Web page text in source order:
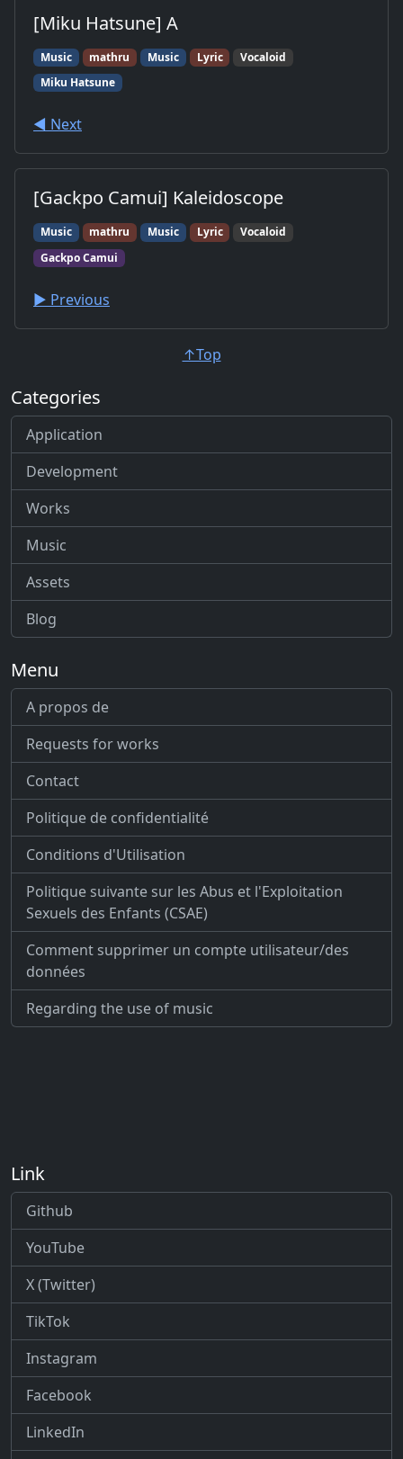
[Miku Hatsune] A
Music mathru Music Lyric
Vocaloid
Miku Hatsune
◀︎ Next
[Gackpo Camui] Kaleidoscope
Music mathru Music Lyric
Vocaloid
Gackpo Camui
▶︎ Previous
↑Top
Categories
Application
Development
Works
Music
Assets
Blog
Menu
A propos de
Requests for works
Contact
Politique de confidentialité
Conditions d'Utilisation
Politique suivante sur les Abus et l'Exploitation
Sexuels des Enfants (CSAE)
Comment supprimer un compte utilisateur/des
données
Regarding the use of music
Link
Github
YouTube
X (Twitter)
TikTok
Instagram
Facebook
LinkedIn